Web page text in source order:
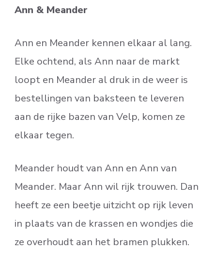
Ann & Meander
Ann en Meander kennen elkaar al lang.
Elke ochtend, als Ann naar de markt
loopt en Meander al druk in de weer is
bestellingen van baksteen te leveren
aan de rijke bazen van Velp, komen ze
elkaar tegen.
Meander houdt van Ann en Ann van
Meander. Maar Ann wil rijk trouwen. Dan
heeft ze een beetje uitzicht op rijk leven
in plaats van de krassen en wondjes die
ze overhoudt aan het bramen plukken.